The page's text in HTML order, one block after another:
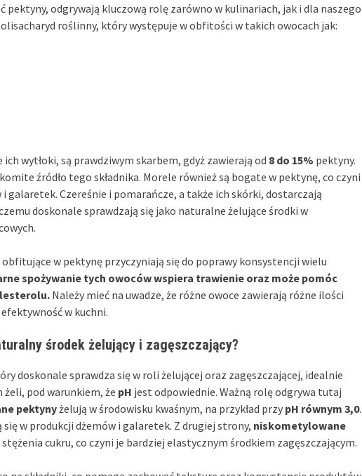
pektyny, odgrywają kluczową rolę zarówno w kulinariach, jak i dla naszego
roślinny, który występuje w obfitości w takich owocach jak:
ich wytłoki, są prawdziwym skarbem, gdyż zawierają od 8 do 15% pektyny.
źródło tego składnika. Morele również są bogate w pektynę, co czyni
galaretek. Czereśnie i pomarańcze, a także ich skórki, dostarczają
doskonale sprawdzają się jako naturalne żelujące środki w
w pektynę przyczyniają się do poprawy konsystencji wielu
spożywanie tych owoców wspiera trawienie oraz może pomóc
Należy mieć na uwadze, że różne owoce zawierają różne ilości
w kuchni.
środek żelujący i zagęszczający?
doskonale sprawdza się w roli żelującej oraz zagęszczającej, idealnie
żeli, pod warunkiem, że pH jest odpowiednie. Ważną rolę odgrywa tutaj
pektynyżelują w środowisku kwaśnym, na przykład przy pH równym 3,0.
w produkcji dżemów i galaretek. Z drugiej strony, niskometylowane
cukru, co czyni je bardziej elastycznym środkiem zagęszczającym.